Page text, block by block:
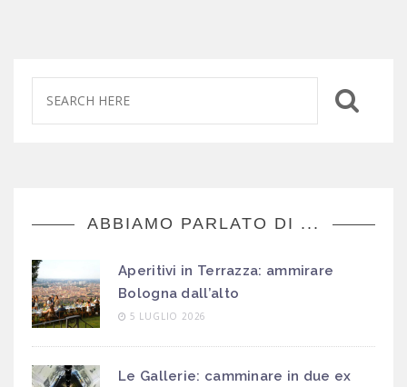
ABBIAMO PARLATO DI ...
Aperitivi in Terrazza: ammirare
Bologna dall’alto
5 LUGLIO 2026
Le Gallerie: camminare in due ex